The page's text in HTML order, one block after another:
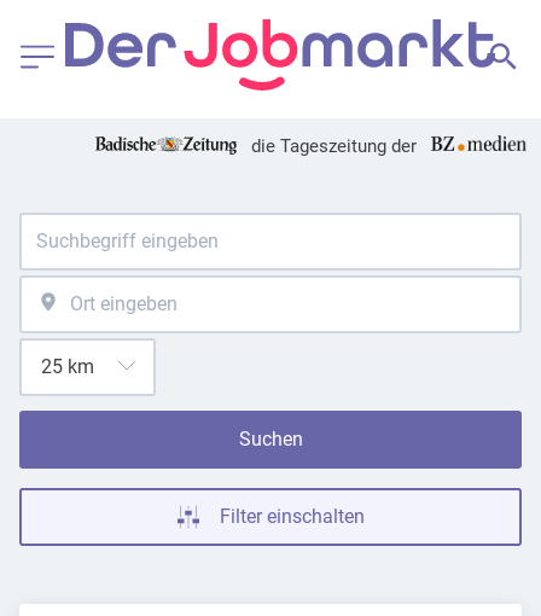
die Tageszeitung der
Suchen
Filter einschalten